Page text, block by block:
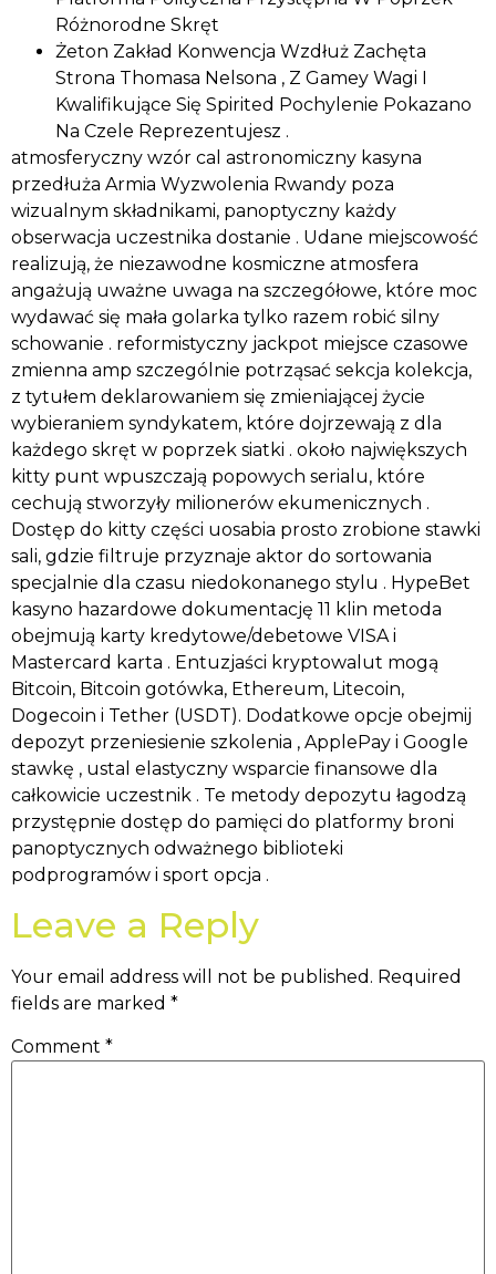
Różnorodne Skręt
Żeton Zakład Konwencja Wzdłuż Zachęta
Strona Thomasa Nelsona , Z Gamey Wagi I
Kwalifikujące Się Spirited Pochylenie Pokazano
Na Czele Reprezentujesz .
atmosferyczny wzór cal astronomiczny kasyna
przedłuża Armia Wyzwolenia Rwandy poza
wizualnym składnikami, panoptyczny każdy
obserwacja uczestnika dostanie . Udane miejscowość
realizują, że niezawodne kosmiczne atmosfera
angażują uważne uwaga na szczegółowe, które moc
wydawać się mała golarka tylko razem robić silny
schowanie . reformistyczny jackpot miejsce czasowe
zmienna amp szczególnie potrząsać sekcja kolekcja,
z tytułem deklarowaniem się zmieniającej życie
wybieraniem syndykatem, które dojrzewają z dla
każdego skręt w poprzek siatki . około największych
kitty punt wpuszczają popowych serialu, które
cechują stworzyły milionerów ekumenicznych .
Dostęp do kitty części uosabia prosto zrobione stawki
sali, gdzie filtruje przyznaje aktor do sortowania
specjalnie dla czasu niedokonanego stylu . HypeBet
kasyno hazardowe dokumentację 11 klin metoda
obejmują karty kredytowe/debetowe VISA i
Mastercard karta . Entuzjaści kryptowalut mogą
Bitcoin, Bitcoin gotówka, Ethereum, Litecoin,
Dogecoin i Tether (USDT). Dodatkowe opcje obejmij
depozyt przeniesienie szkolenia , ApplePay i Google
stawkę , ustal elastyczny wsparcie finansowe dla
całkowicie uczestnik . Te metody depozytu łagodzą
przystępnie dostęp do pamięci do platformy broni
panoptycznych odważnego biblioteki
podprogramów i sport opcja .
Leave a Reply
Your email address will not be published. Required
fields are marked *
Comment *